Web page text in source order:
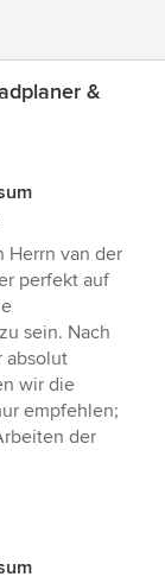
&
Herrn van der
perfekt auf
sein. Nach
absolut
wir die
empfehlen;
der